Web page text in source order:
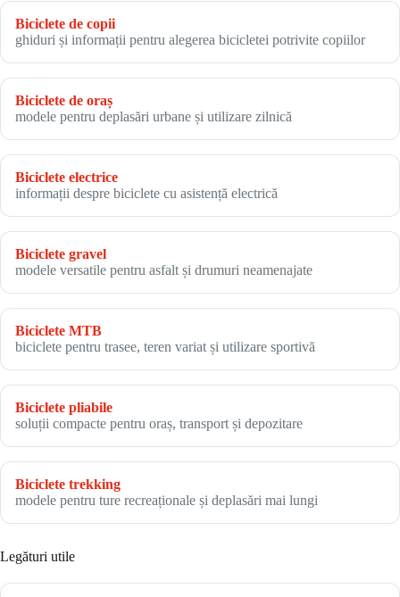
Biciclete de copii
ghiduri și informații pentru alegerea bicicletei potrivite copiilor
Biciclete de oraș
modele pentru deplasări urbane și utilizare zilnică
Biciclete electrice
informații despre biciclete cu asistență electrică
Biciclete gravel
modele versatile pentru asfalt și drumuri neamenajate
Biciclete MTB
biciclete pentru trasee, teren variat și utilizare sportivă
Biciclete pliabile
soluții compacte pentru oraș, transport și depozitare
Biciclete trekking
modele pentru ture recreaționale și deplasări mai lungi
Legături utile